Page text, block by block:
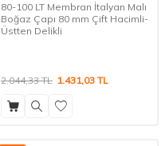
80-100 LT Membran İtalyan Malı
Boğaz Çapı 80 mm Çift Hacimli-
Üstten Delikli
2.044,33TL 1.431,03 TL